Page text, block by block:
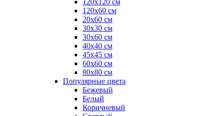
120x120 см
120x60 см
20x60 см
30x30 см
30x60 см
40x40 см
45x45 см
60x60 см
80x80 см
Популярные цвета
Бежевый
Белый
Коричневый